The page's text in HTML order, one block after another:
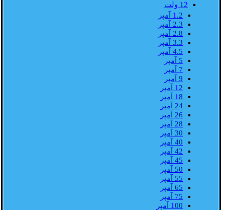
12 ولت
1.2 آمپر
2.3 آمپر
2.8 آمپر
3.3 آمپر
4.5 آمپر
5 آمپر
7 آمپر
9 آمپر
12 آمپر
18 آمپر
24 آمپر
26 آمپر
28 آمپر
30 آمپر
40 آمپر
42 آمپر
45 آمپر
50 آمپر
55 آمپر
65 آمپر
75 آمپر
100 آمپر